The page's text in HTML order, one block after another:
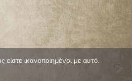
ικανοποιημένοι με αυτό.